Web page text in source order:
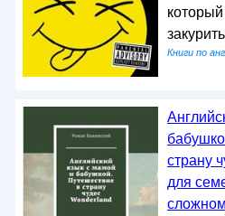
Книги по
страну
для